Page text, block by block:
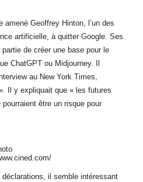
Geoffrey Hinton, l’un des
artificielle, à quitter Google. Ses
de créer une base pour le
ChatGPT ou Midjourney. Il
au New York Times,
Il y expliquait que « les futures
être un risque pour
il semble intéressant